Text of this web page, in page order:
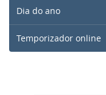
Dia do ano
Temporizador online